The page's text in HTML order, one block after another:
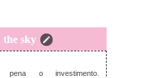
sky
sexta-feira, julho 15, 2016
o investimento.